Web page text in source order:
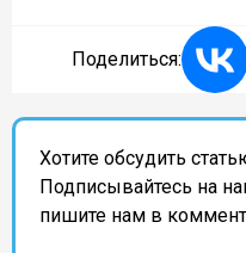
Поделиться:
Хотите обсудить
Подписывайтесь на
пишите нам в